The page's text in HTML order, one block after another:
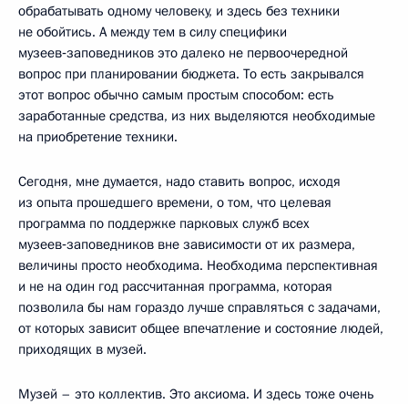
обрабатывать одному человеку, и здесь без техники
не обойтись. А между тем в силу специфики
музеев‑заповедников это далеко не первоочередной
вопрос при планировании бюджета. То есть закрывался
этот вопрос обычно самым простым способом: есть
заработанные средства, из них выделяются необходимые
на приобретение техники.
Сегодня, мне думается, надо ставить вопрос, исходя
из опыта прошедшего времени, о том, что целевая
программа по поддержке парковых служб всех
музеев‑заповедников вне зависимости от их размера,
величины просто необходима. Необходима перспективная
и не на один год рассчитанная программа, которая
позволила бы нам гораздо лучше справляться с задачами,
от которых зависит общее впечатление и состояние людей,
приходящих в музей.
Музей – это коллектив. Это аксиома. И здесь тоже очень